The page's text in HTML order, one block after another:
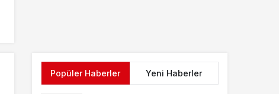
Popüler Haberler Yeni Haberler